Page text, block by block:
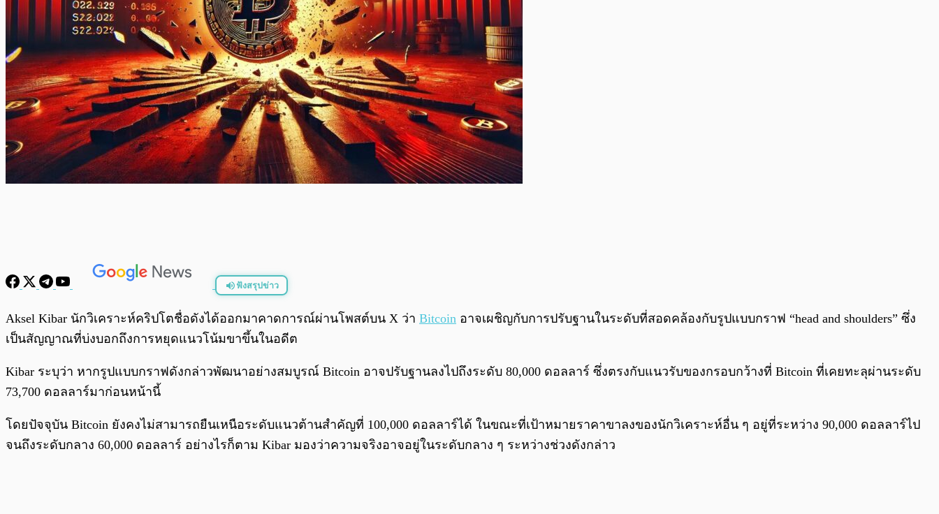
ฟังสรุปข่าว
พร้อมเล่น 0:00 /0:00
Aksel Kibar นักวิเคราะห์คริปโตชื่อดังได้ออกมาคาดการณ์ผ่านโพสต์บน X ว่า Bitcoin อาจเผชิญกับการปรับฐานในระดับที่สอดคล้องกับรูปแบบกราฟ “head and shoulders” ซึ่ง
เป็นสัญญาณที่บ่งบอกถึงการหยุดแนวโน้มขาขึ้นในอดีต
Kibar ระบุว่า หากรูปแบบกราฟดังกล่าวพัฒนาอย่างสมบูรณ์ Bitcoin อาจปรับฐานลงไปถึงระดับ 80,000 ดอลลาร์ ซึ่งตรงกับแนวรับของกรอบกว้างที่ Bitcoin ที่เคยทะลุผ่านระดับ
73,700 ดอลลาร์มาก่อนหน้านี้
โดยปัจจุบัน Bitcoin ยังคงไม่สามารถยืนเหนือระดับแนวต้านสำคัญที่ 100,000 ดอลลาร์ได้ ในขณะที่เป้าหมายราคาขาลงของนักวิเคราะห์อื่น ๆ อยู่ที่ระหว่าง 90,000 ดอลลาร์ไป
จนถึงระดับกลาง 60,000 ดอลลาร์ อย่างไรก็ตาม Kibar มองว่าความจริงอาจอยู่ในระดับกลาง ๆ ระหว่างช่วงดังกล่าว